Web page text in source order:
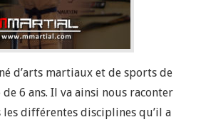
d’arts martiaux et de sports de
de 6 ans. Il va ainsi nous raconter
les différentes disciplines qu’il a